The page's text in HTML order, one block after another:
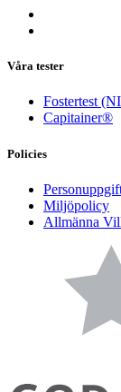
Våra tester
Fostertest
Capitainer®
Policies
Miljöpolicy
Allmänna